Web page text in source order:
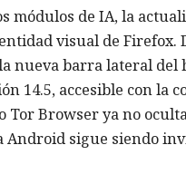
módulos de IA, la
visual de Firefox.
nueva barra lateral
14.5, accesible con la
Tor Browser ya no
Android sigue siendo